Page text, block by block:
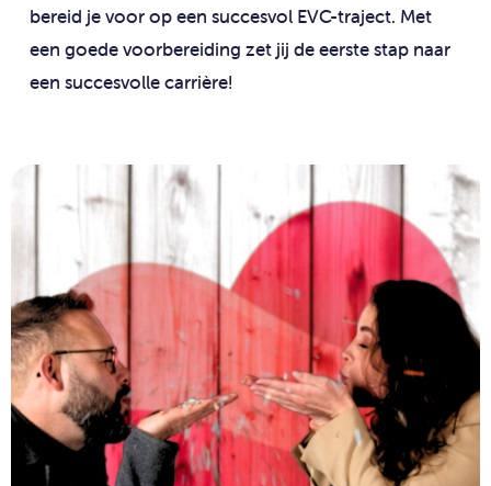
bereid je voor op een succesvol EVC-traject. Met
een goede voorbereiding zet jij de eerste stap naar
een succesvolle carrière!